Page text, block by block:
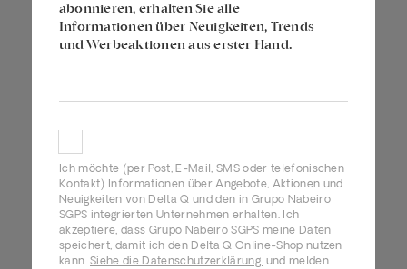
abonnieren, erhalten Sie alle
Informationen über Neuigkeiten, Trends
und Werbeaktionen aus erster Hand.
Ich möchte (per Post, E-Mail, SMS oder telefonischen
Kontakt) Informationen über Angebote, Aktionen und
Neuigkeiten von Delta Q und den in Grupo Nabeiro
SGPS integrierten Unternehmen erhalten. Ich
akzeptiere, dass Grupo Nabeiro SGPS meine Daten
speichert, damit ich den Delta Q Online-Shop nutzen
kann. Siehe die Datenschutzerklärung. und melden